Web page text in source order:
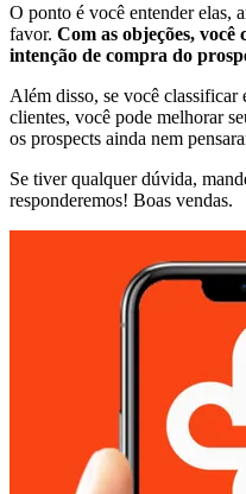
O ponto é você entender elas,
favor. Com as objeções, você
intenção de compra do
Além disso, se você classificar
clientes, você pode melhorar
os prospects ainda nem
Se tiver qualquer dúvida,
responderemos! Boas vendas.